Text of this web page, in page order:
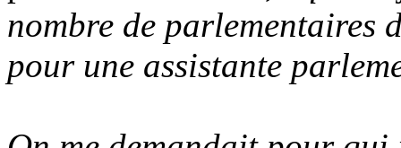
nombre de parlementaires
pour une assistante